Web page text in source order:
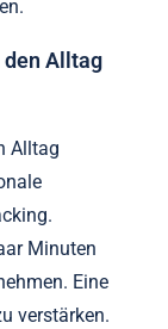
kann zu
mit
von
Alltag